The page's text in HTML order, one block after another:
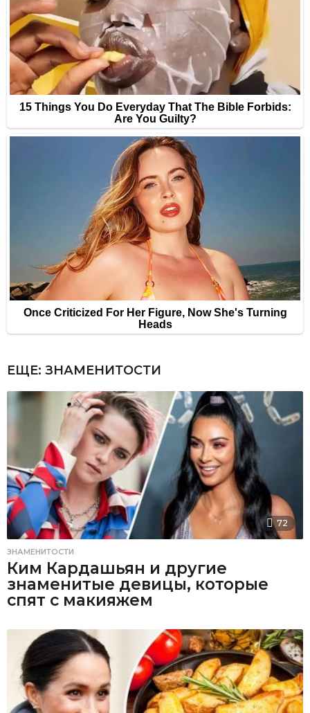
ЕЩЕ: ЗНАМЕНИТОСТИ
72
ЗНАМЕНИТОСТИ
Ким Кардашьян и другие
знаменитые девицы, которые
спят с макияжем